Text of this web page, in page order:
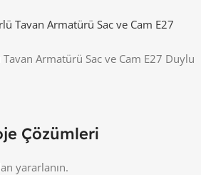
Tavan Armatürü Sac ve Cam E27 Duylu
Çözümleri
yararlanın.